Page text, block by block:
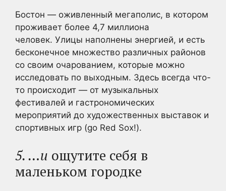
Бостон — оживленный мегаполис, в котором
проживает более 4,7 миллиона
человек. Улицы наполнены энергией, и есть
бесконечное множество различных районов
со своим очарованием, которые можно
исследовать по выходным. Здесь всегда что-
то происходит — от музыкальных
фестивалей и гастрономических
мероприятий до художественных выставок и
спортивных игр (go Red Sox!).
5. …и ощутите себя в
маленьком городке